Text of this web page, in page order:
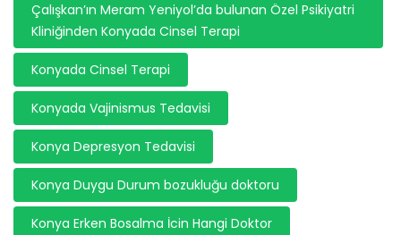
Çalışkan’ın Meram Yeniyol’da bulunan Özel Psikiyatri
Kliniğinden Konyada Cinsel Terapi
Konyada Cinsel Terapi
Konyada Vajinismus Tedavisi
Konya Depresyon Tedavisi
Konya Duygu Durum bozukluğu doktoru
Konya Erken Bosalma İcin Hangi Doktor